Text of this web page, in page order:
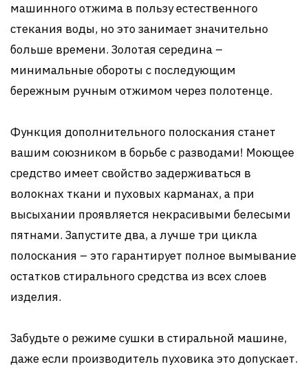
машинного отжима в пользу естественного
стекания воды, но это занимает значительно
больше времени. Золотая середина –
минимальные обороты с последующим
бережным ручным отжимом через полотенце.
Функция дополнительного полоскания станет
вашим союзником в борьбе с разводами! Моющее
средство имеет свойство задерживаться в
волокнах ткани и пуховых карманах, а при
высыхании проявляется некрасивыми белесыми
пятнами. Запустите два, а лучше три цикла
полоскания – это гарантирует полное вымывание
остатков стирального средства из всех слоев
изделия.
Забудьте о режиме сушки в стиральной машине,
даже если производитель пуховика это допускает.